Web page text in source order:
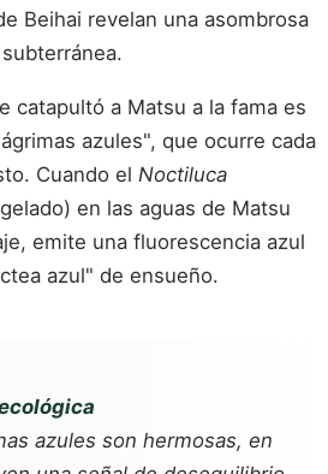
Beihai revelan una asombrosa
catapultó a Matsu a la fama es
azules", que ocurre cada
Cuando el Noctiluca
en las aguas de Matsu
emite una fluorescencia azul
azul" de ensueño.
azules son hermosas, en